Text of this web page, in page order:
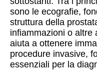
sono le ecografie,
struttura della
infiammazioni o altre
aiuta a ottenere
procedure invasive,
essenziali per la